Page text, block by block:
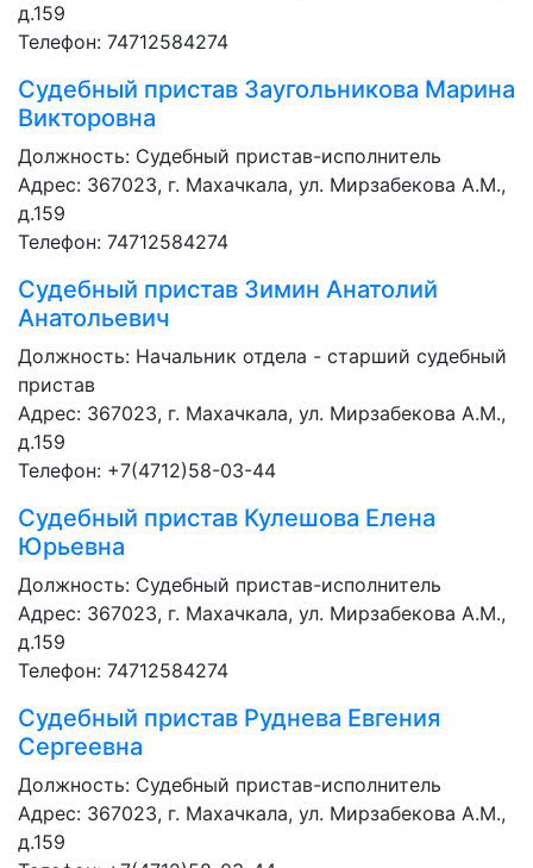
д.159
Телефон: 74712584274
Судебный пристав Заугольникова Марина
Викторовна
Должность: Судебный пристав-исполнитель
Адрес: 367023, г. Махачкала, ул. Мирзабекова А.М.,
д.159
Телефон: 74712584274
Судебный пристав Зимин Анатолий
Анатольевич
Должность: Начальник отдела - старший судебный
пристав
Адрес: 367023, г. Махачкала, ул. Мирзабекова А.М.,
д.159
Телефон: +7(4712)58-03-44
Судебный пристав Кулешова Елена
Юрьевна
Должность: Судебный пристав-исполнитель
Адрес: 367023, г. Махачкала, ул. Мирзабекова А.М.,
д.159
Телефон: 74712584274
Судебный пристав Руднева Евгения
Сергеевна
Должность: Судебный пристав-исполнитель
Адрес: 367023, г. Махачкала, ул. Мирзабекова А.М.,
д.159